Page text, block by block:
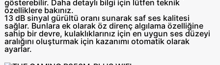
gösterebilir. Daha detaylı bilgi için lütfen teknik
özelliklere bakınız.
13 dB sinyal gürültü oranı sunarak saf ses kalitesi
sağlar. Bunlara ek olarak öz direnç algılama özelliğine
sahip bir devre, kulaklıklarınız için en uygun ses düzeyi
aralığını oluşturmak için kazanımı otomatik olarak
ayarlar.